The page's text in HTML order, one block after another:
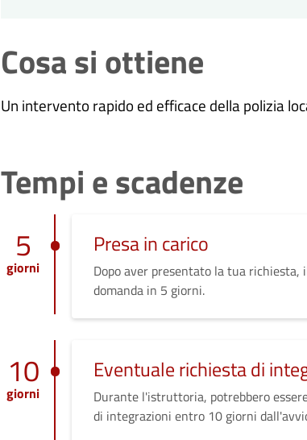
Cosa si ottiene
Un intervento rapido ed efficace della polizia
Tempi e scadenze
5
giorni
Presa in carico
Dopo aver presentato la tua
domanda in 5 giorni.
10
giorni
Eventuale richiesta di
Durante l'istruttoria, potrebbero
di integrazioni entro 10 giorni